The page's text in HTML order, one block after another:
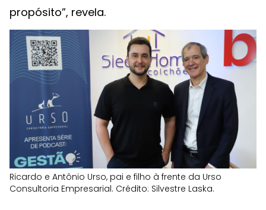
propósito”, revela.
Ricardo e Antônio Urso, pai e filho à frente da Urso
Consultoria Empresarial. Crédito: Silvestre Laska.